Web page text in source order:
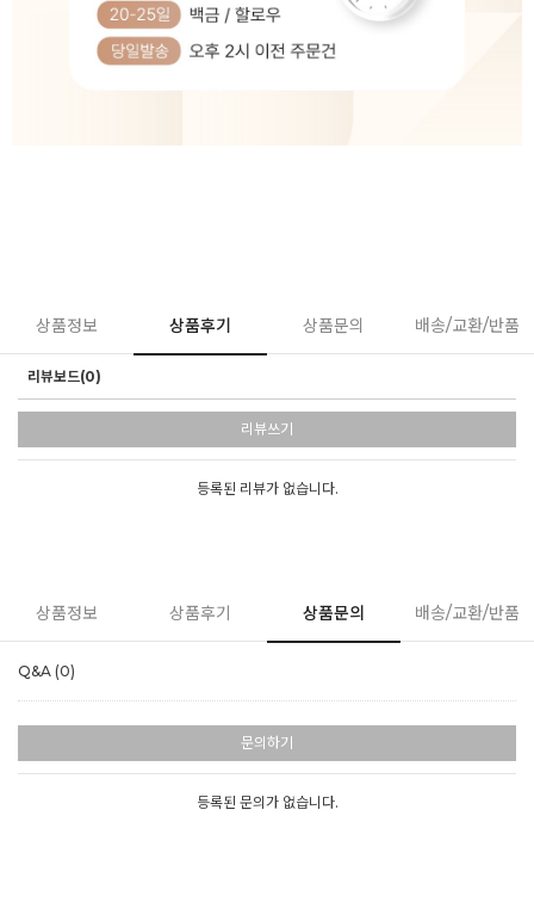
상품정보 상품후기 상품문의 배송/교환/반품
리뷰보드(0)
리뷰쓰기
등록된 리뷰가 없습니다.
상품정보 상품후기 상품문의 배송/교환/반품
Q&A (0)
문의하기
등록된 문의가 없습니다.